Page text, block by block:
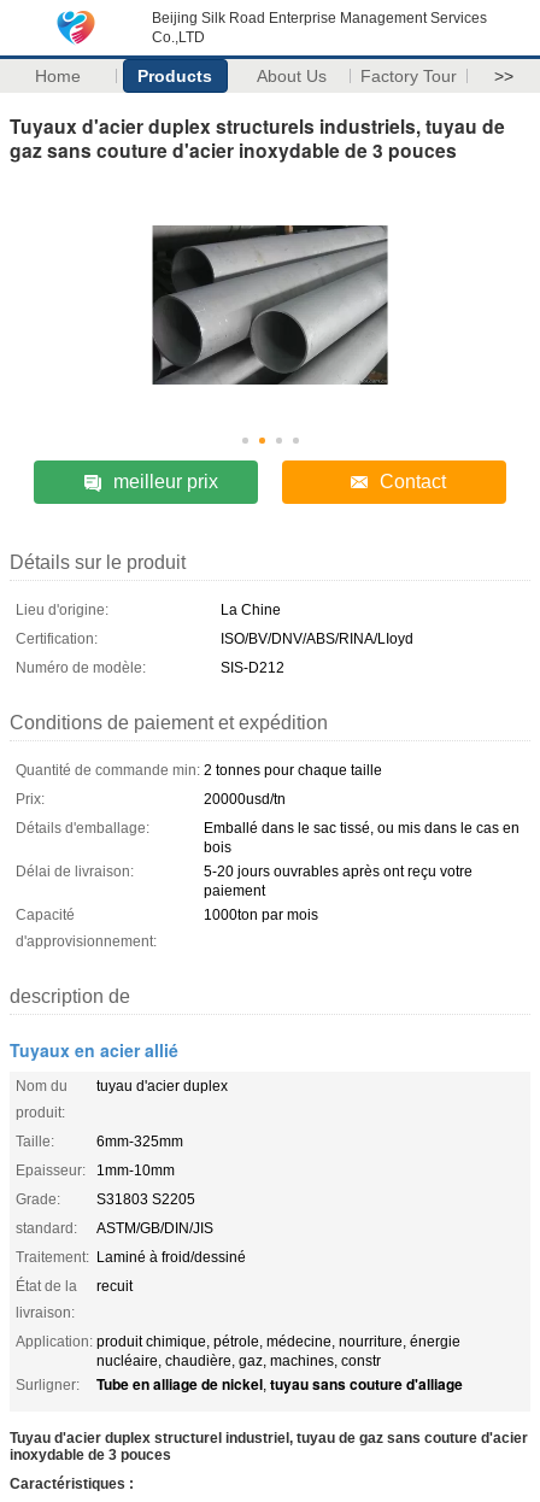
Beijing Silk Road Enterprise Management Services
Co.,LTD
Home Products About Us Factory Tour >>
Tuyaux d'acier duplex structurels industriels, tuyau de
gaz sans couture d'acier inoxydable de 3 pouces
meilleur prix Contact
Détails sur le produit
Lieu d'origine:
La Chine
Certification:
ISO/BV/DNV/ABS/RINA/LIoyd
Numéro de modèle:
SIS-D212
Conditions de paiement et expédition
Quantité de commande min: 2 tonnes pour chaque taille
Prix:
20000usd/tn
Détails d'emballage:
Emballé dans le sac tissé, ou mis dans le cas en
bois
Délai de livraison:
5-20 jours ouvrables après ont reçu votre
paiement
Capacité
d'approvisionnement:
1000ton par mois
description de
Tuyaux en acier allié
Nom du
produit:
tuyau d'acier duplex
Taille:
6mm-325mm
Epaisseur:
1mm-10mm
Grade:
S31803 S2205
standard:
ASTM/GB/DIN/JIS
Traitement: Laminé à froid/dessiné
État de la
livraison:
recuit
Application: produit chimique, pétrole, médecine, nourriture, énergie
nucléaire, chaudière, gaz, machines, constr
Surligner:
Tube en alliage de nickel, tuyau sans couture d'alliage
Tuyau d'acier duplex structurel industriel, tuyau de gaz sans couture d'acier
inoxydable de 3 pouces
Caractéristiques :